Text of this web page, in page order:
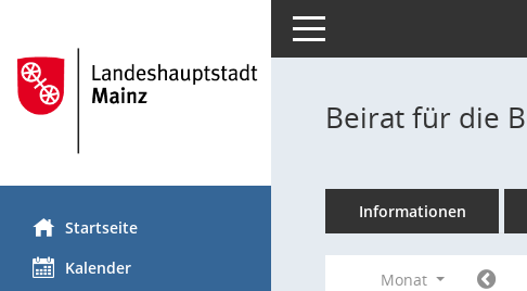
Startseite
Kalender
Toggle navigation
Beirat für die
Informationen
Monat